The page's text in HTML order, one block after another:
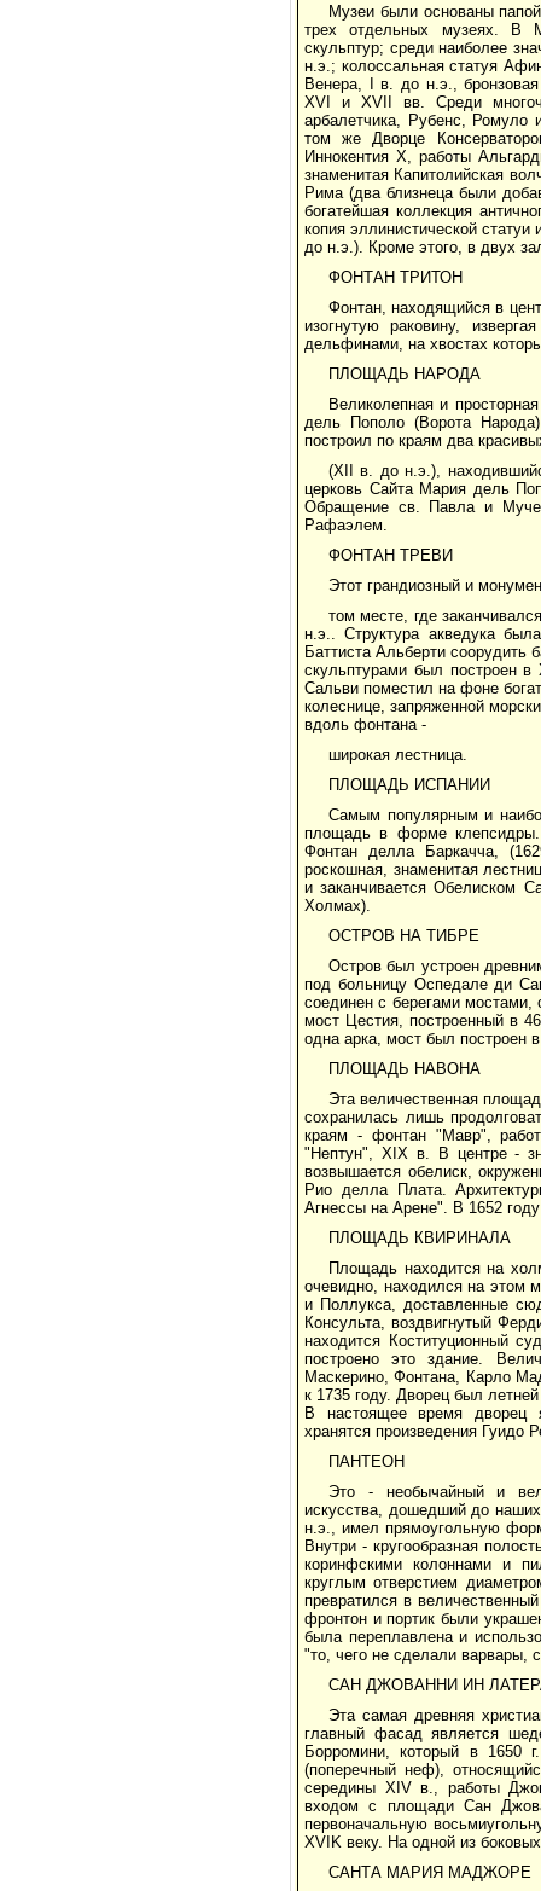
Музеи были основаны
трех отдельных музеях. В
скульптур; среди наиболее
н.э.; колоссальная статуя
Венера, I в. до н.э.,
XVI и XVII вв. Среди
арбалетчика, Рубенс, Ромуло
том же Дворце
Иннокентия X, работы
знаменитая Капитолийская
Рима (два близнеца были
богатейшая коллекция
копия эллинистической
до н.э.). Кроме этого, в двух
ФОНТАН ТРИТОН
Фонтан, находящийся в
изогнутую раковину,
дельфинами, на хвостах
ПЛОЩАДЬ НАРОДА
Великолепная и
дель Пополо (Ворота
построил по краям два
(XII в. до н.э.),
церковь Сайта Мария дель
Обращение св. Павла и
Рафаэлем.
ФОНТАН ТРЕВИ
Этот грандиозный и
том месте, где
н.э.. Структура акведука
Баттиста Альберти
скульптурами был построен
Сальви поместил на фоне
колеснице, запряженной
вдоль фонтана -
широкая лестница.
ПЛОЩАДЬ ИСПАНИИ
Самым популярным и
площадь в форме
Фонтан делла Баркачча,
роскошная, знаменитая
и заканчивается Обелиском
Холмах).
ОСТРОВ НА ТИБРЕ
Остров был устроен
под больницу Оспедале ди
соединен с берегами
мост Цестия, построенный в
одна арка, мост был построен
ПЛОЩАДЬ НАВОНА
Эта величественная
сохранилась лишь
краям - фонтан "Мавр",
"Нептун", XIX в. В центре -
возвышается обелиск,
Рио делла Плата.
Агнессы на Арене". В 1652
ПЛОЩАДЬ КВИРИНАЛА
Площадь находится на
очевидно, находился на этом
и Поллукса, доставленные
Консульта, воздвигнутый
находится Коституционный
построено это здание.
Маскерино, Фонтана, Карло
к 1735 году. Дворец был
В настоящее время дворец
хранятся произведения Гуидо
ПАНТЕОН
Это - необычайный и
искусства, дошедший до
н.э., имел прямоугольную
Внутри - кругообразная
коринфскими колоннами и
круглым отверстием
превратился в
фронтон и портик были
была переплавлена и
"то, чего не сделали варвары,
САН ДЖОВАННИ ИН
Эта самая древняя
главный фасад является
Борромини, который в 1650
(поперечный неф),
середины XIV в., работы
входом с площади Сан
первоначальную
XVIK веку. На одной из
САНТА МАРИЯ МАДЖОРЕ